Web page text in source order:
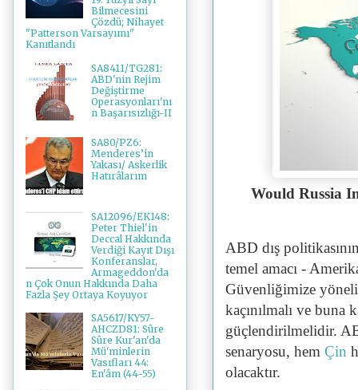
Would Russia
ABD dış
temel amacı -
Güvenliğimize
kaçınılmalı ve buna
güçlendirilmelidir.
senaryosu, hem Çin
olacaktır.
Bilmecesini
Çözdü; Nihayet
"Patterson Varsayımı"
Kanıtlandı
SA8411/TG281:
ABD'nin Rejim
Değiştirme
Operasyonları'nı
n Başarısızlığı-II
SA80/PZ6:
Menderes’in
Yakası/ Askerlik
Hatırâlarım
SA12096/EK148:
Peter Thiel'in
Deccal Hakkında
Verdiği Kayıt Dışı
Konferanslar,
Armageddon'da
n Çok Onun Hakkında Daha
Fazla Şey Ortaya Koyuyor
SA5617/KY57-
AHCZD81: Sûre
Sûre Kur'an'da
Mü'minlerin
Vasıfları 44:
En'âm (44-55)